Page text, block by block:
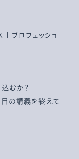
プロフェッショ
むか？
の講義を終えて